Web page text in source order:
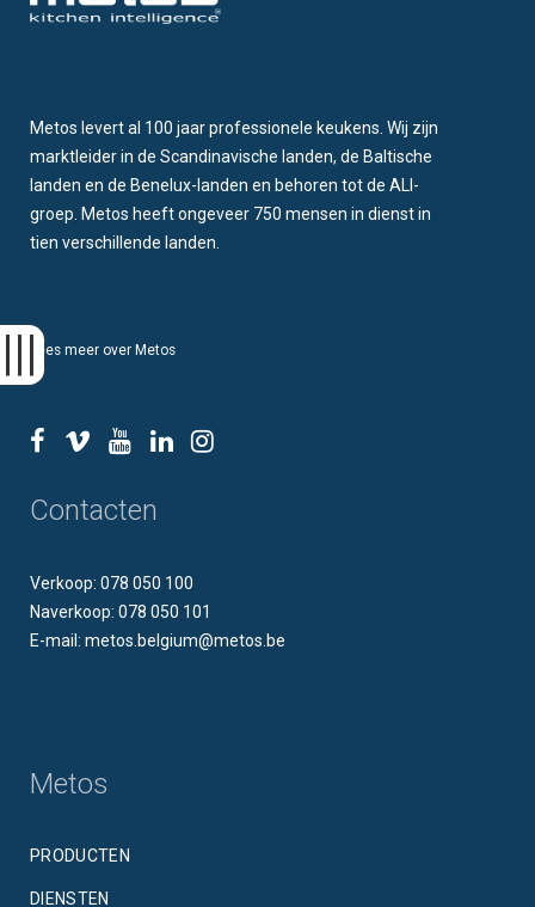
Metos levert al 100 jaar professionele keukens. Wij zijn
marktleider in de Scandinavische landen, de Baltische
landen en de Benelux-landen en behoren tot de ALI-
groep. Metos heeft ongeveer 750 mensen in dienst in
tien verschillende landen.
Lees meer over Metos
Contacten
Verkoop: 078 050 100
Naverkoop: 078 050 101
E-mail: metos.belgium@metos.be
Metos
PRODUCTEN
DIENSTEN